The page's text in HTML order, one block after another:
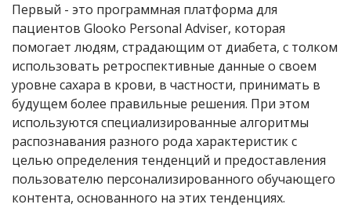
Первый - это программная платформа для
пациентов Glooko Personal Adviser, которая
помогает людям, страдающим от диабета, с толком
использовать ретроспективные данные о своем
уровне сахара в крови, в частности, принимать в
будущем более правильные решения. При этом
используются специализированные алгоритмы
распознавания разного рода характеристик с
целью определения тенденций и предоставления
пользователю персонализированного обучающего
контента, основанного на этих тенденциях.